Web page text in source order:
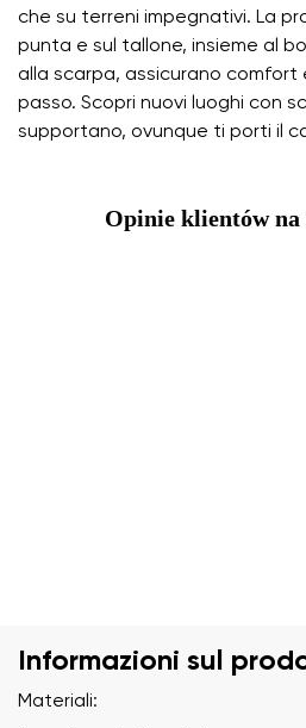
che su terreni impegnativi. La
punta e sul tallone, insieme al
alla scarpa, assicurano comfort
passo. Scopri nuovi luoghi con
supportano, ovunque ti porti il
Opinie klientów
Informazioni sul
Materiali: